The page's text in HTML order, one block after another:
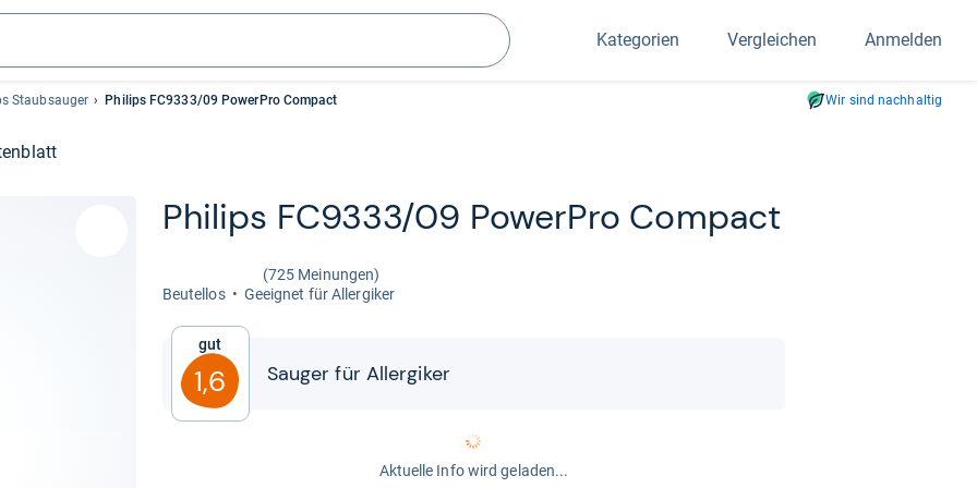
Suchen
Kategorien Vergleichen Anmelden
Staubsauger Philips FC9333/09 PowerPro Compact Wir sind nachhaltig
Phi­lips FC9333/09 Power­Pro Com­pact
(725 Meinungen)
Beu­tel­los
Geeig­net für All­er­gi­ker
Gut
1,6 Sau­ger für All­er­gi­ker
Aktuelle Info wird geladen...